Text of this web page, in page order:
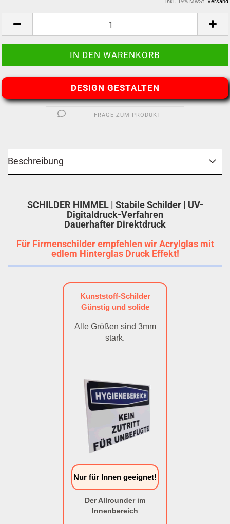
DESIGN GESTALTEN
FRAGE ZUM PRODUKT
Beschreibung
SCHILDER HIMMEL | Stabile Schilder | UV-
Digitaldruck-Verfahren
Dauerhafter Direktdruck
Für Firmenschilder empfehlen wir Acrylglas mit
edlem Hinterglas Druck Effekt!
Kunststoff-Schilder
Günstig und solide
Alle Größen sind 3mm
stark.
Nur für Innen geeignet!
Der Allrounder im
Innenbereich